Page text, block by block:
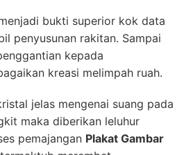
bukti superior kok data
penyusunan rakitan. Sampai
kepada
kreasi melimpah ruah.
jelas mengenai suang pada
maka diberikan leluhur
pemajangan Plakat Gambar